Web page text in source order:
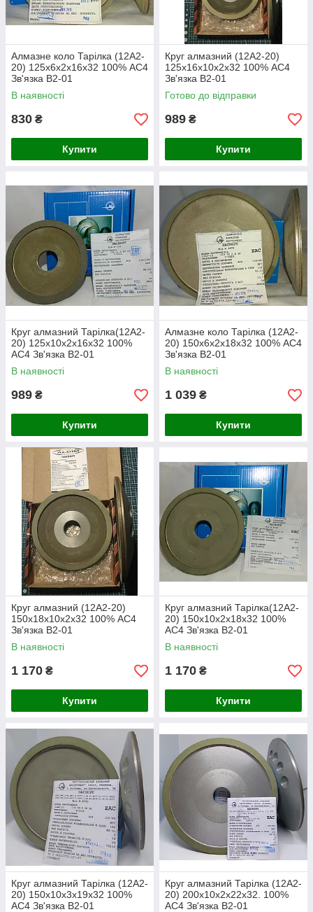
Алмазне коло Тарілка (12А2-
20) 125х6х2х16х32 100% АС4
Зв'язка В2-01
В наявності
830 ₴
Купити
Круг алмазний (12А2-20)
125х16х10х2х32 100% АС4
Зв'язка В2-01
Готово до відправки
989 ₴
Купити
Круг алмазний Тарілка(12А2-
20) 125х10х2х16х32 100%
АС4 Зв'язка В2-01
В наявності
989 ₴
Купити
Алмазне коло Тарілка (12А2-
20) 150х6х2х18х32 100% АС4
Зв'язка В2-01
В наявності
1 039 ₴
Купити
Круг алмазний (12А2-20)
150х18х10х2х32 100% АС4
Зв'язка В2-01
В наявності
1 170 ₴
Купити
Круг алмазний Тарілка(12А2-
20) 150х10х2х18х32 100%
АС4 Зв'язка В2-01
В наявності
1 170 ₴
Купити
Круг алмазний Тарілка (12А2-
20) 150х10х3х19х32 100%
АС4 Зв'язка В2-01
Круг алмазний Тарілка (12А2-
20) 200х10х2х22х32. 100%
АС4 Зв'язка В2-01